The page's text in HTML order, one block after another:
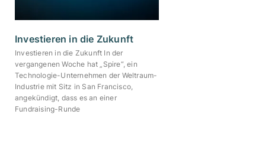
Investieren in die Zukunft
Investieren in die Zukunft In der
vergangenen Woche hat „Spire“, ein
Technologie-Unternehmen der Weltraum-
Industrie mit Sitz in San Francisco,
angekündigt, dass es an einer
Fundraising-Runde